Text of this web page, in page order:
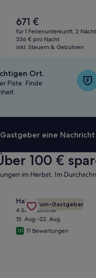
Der
Preis
beträgt
671 €
671 €
für 1 Ferienunterkunft, 2
336 € pro Nacht
inkl. Steuern & Gebühren
Ort.
Piste. Finde
eine
100 €
im Herbst. Im
Gallery
Carousel
Premium-Gastgeber
Haus in Henderson
4 Schlafzimmer
15. Aug.–22. Aug.
10 71 Bewertungen